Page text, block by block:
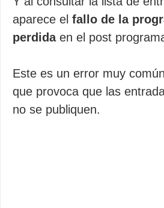
aparece el fallo de la
perdidaen el post
Este es un error muy
que provoca que las
no se publiquen.